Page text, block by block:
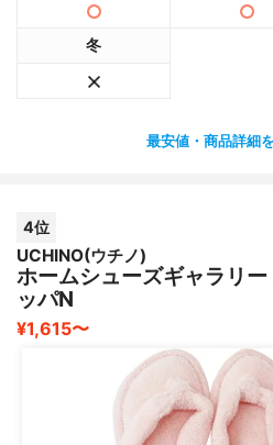
冬
最安値・商品詳細
4位
UCHINO(ウチノ)
ホームシューズギャラリ
ッパN
¥1,615〜